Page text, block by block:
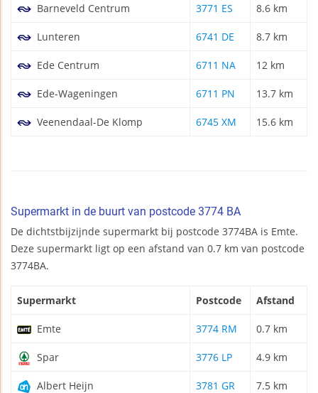
Barneveld Centrum 3771 ES 8.6 km
Lunteren 6741 DE 8.7 km
Ede Centrum 6711 NA 12 km
Ede-Wageningen 6711 PN 13.7 km
Veenendaal-De Klomp 6745 XM 15.6 km
Supermarkt in de buurt van postcode 3774 BA
De dichtstbijzijnde supermarkt bij postcode 3774BA is Emte.
Deze supermarkt ligt op een afstand van 0.7 km van postcode
3774BA.
Supermarkt Postcode Afstand
Emte 3774 RM 0.7 km
Spar 3776 LP 4.9 km
Albert Heijn 3781 GR 7.5 km